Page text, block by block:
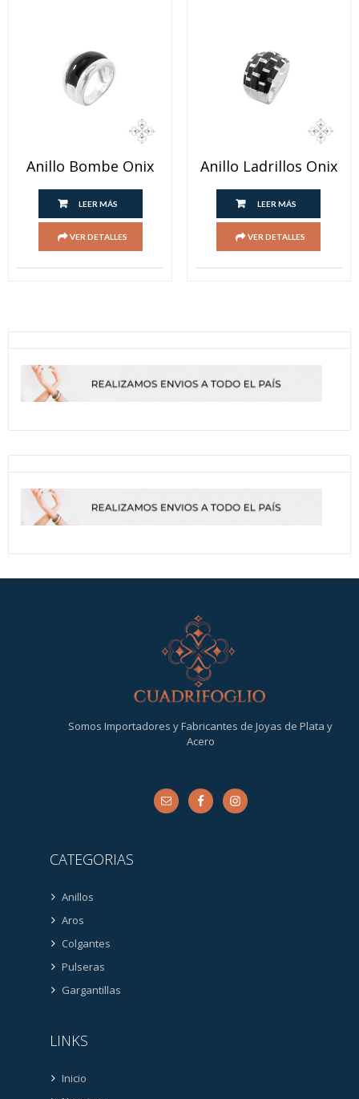
Anillo Bombe Onix
LEER MÁS
VER DETALLES
Anillo Ladrillos Onix
LEER MÁS
VER DETALLES
Somos Importadores y Fabricantes de Joyas de Plata y
Acero
CATEGORIAS
Anillos
Aros
Colgantes
Pulseras
Gargantillas
LINKS
Inicio